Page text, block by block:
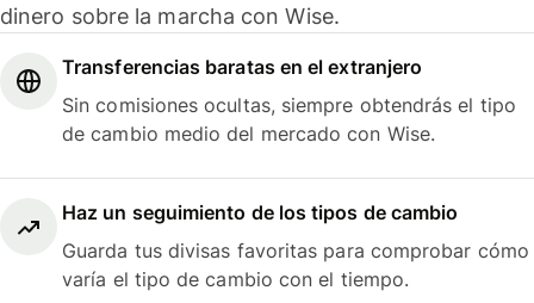
dinero sobre la marcha con Wise.
Transferencias baratas en el extranjero
Sin comisiones ocultas, siempre obtendrás el tipo
de cambio medio del mercado con Wise.
Haz un seguimiento de los tipos de cambio
Guarda tus divisas favoritas para comprobar cómo
varía el tipo de cambio con el tiempo.